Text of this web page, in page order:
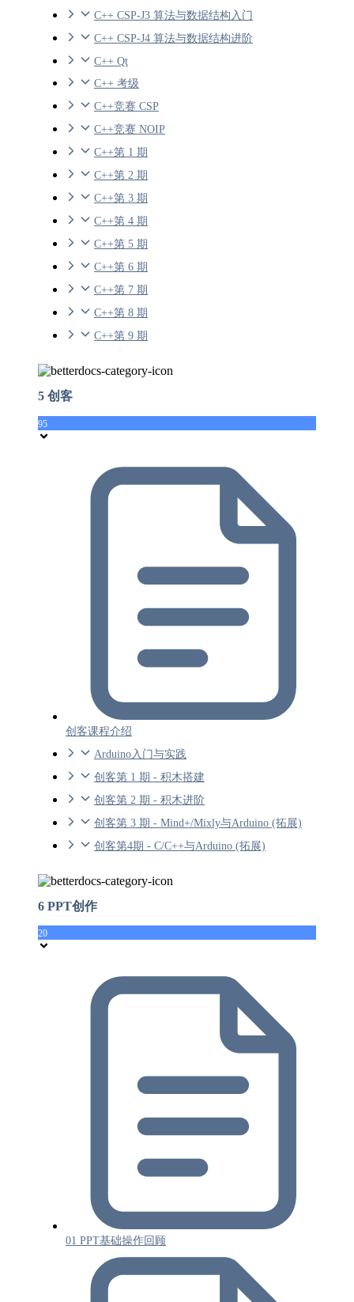
C++ CSP-J3 算法与数据结构入门
C++ CSP-J4 算法与数据结构进阶
C++ Qt
C++ 考级
C++竞赛 CSP
C++竞赛 NOIP
C++第 1 期
C++第 2 期
C++第 3 期
C++第 4 期
C++第 5 期
C++第 6 期
C++第 7 期
C++第 8 期
C++第 9 期
5 创客
95
创客课程介绍
Arduino入门与实践
创客第 1 期 - 积木搭建
创客第 2 期 - 积木进阶
创客第 3 期 - Mind+/Mixly与Arduino (拓展)
创客第4期 - C/C++与Arduino (拓展)
6 PPT创作
20
01 PPT基础操作回顾